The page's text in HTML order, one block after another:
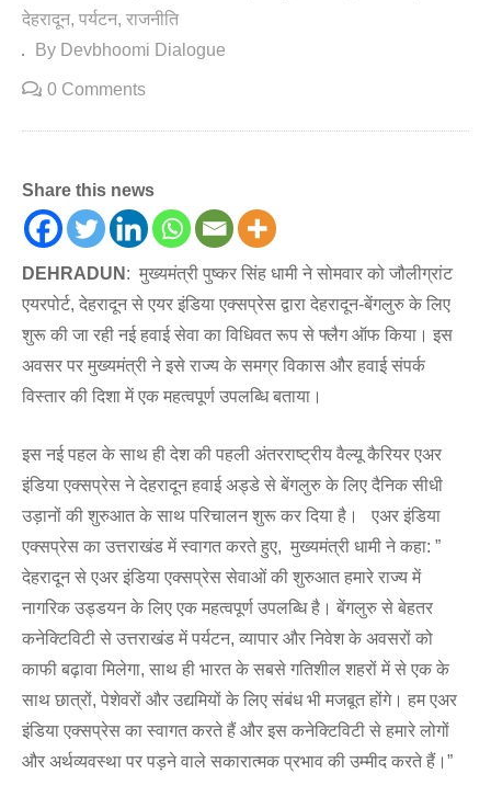
देहरादून पर्यटन राजनीति
By Devbhoomi Dialogue
0 Comments
Share this news
DEHRADUN : मुख्यमंत्री पुष्कर सिंह धामी ने सोमवार को जौलीग्रांट
एयरपोर्ट, देहरादून से एयर इंडिया एक्सप्रेस द्वारा देहरादून-बेंगलुरु के लिए
शुरू की जा रही नई हवाई सेवा का विधिवत रूप से फ्लैग ऑफ किया। इस
अवसर पर मुख्यमंत्री ने इसे राज्य के समग्र विकास और हवाई संपर्क
विस्तार की दिशा में एक महत्वपूर्ण उपलब्धि बताया।
इस नई पहल के साथ ही देश की पहली अंतरराष्ट्रीय वैल्यू कैरियर एअर
इंडिया एक्सप्रेस ने देहरादून हवाई अड्डे से बेंगलुरु के लिए दैनिक सीधी
उड़ानों की शुरुआत के साथ परिचालन शुरू कर दिया है। एअर इंडिया
एक्सप्रेस का उत्तराखंड में स्वागत करते हुए, मुख्यमंत्री धामी ने कहा: ”
देहरादून से एअर इंडिया एक्सप्रेस सेवाओं की शुरुआत हमारे राज्य में
नागरिक उड्डयन के लिए एक महत्वपूर्ण उपलब्धि है। बेंगलुरु से बेहतर
कनेक्टिविटी से उत्तराखंड में पर्यटन, व्यापार और निवेश के अवसरों को
काफी बढ़ावा मिलेगा, साथ ही भारत के सबसे गतिशील शहरों में से एक के
साथ छात्रों, पेशेवरों और उद्यमियों के लिए संबंध भी मजबूत होंगे। हम एअर
इंडिया एक्सप्रेस का स्वागत करते हैं और इस कनेक्टिविटी से हमारे लोगों
और अर्थव्यवस्था पर पड़ने वाले सकारात्मक प्रभाव की उम्मीद करते हैं।”